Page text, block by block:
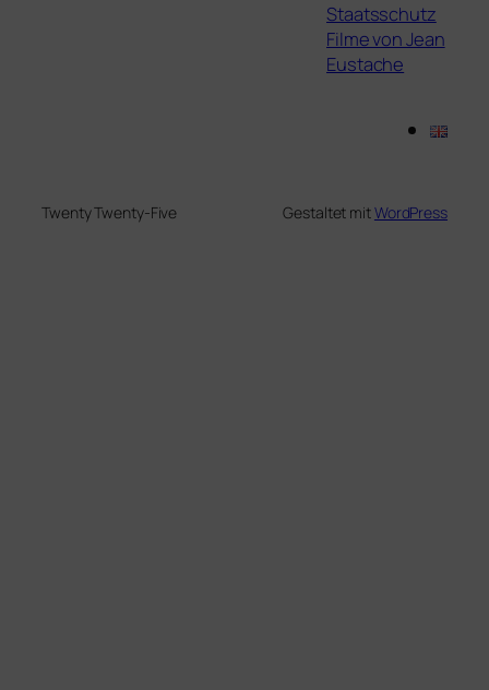
Staatsschutz
Filme von Jean
Eustache
Twenty Twenty-Five Gestaltet mitWordPress